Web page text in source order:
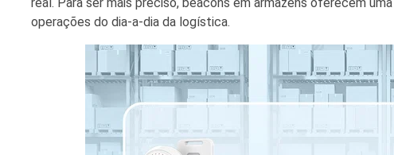
operações do dia-a-dia da logística.